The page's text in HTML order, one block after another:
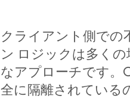
クライアント側での
ン ロジックは多く
なアプローチです。
全に隔離されている